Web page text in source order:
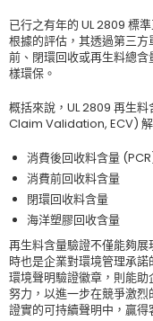
已行之有年的 UL 2809 標
根據的評估，其透過第三
前、閉環回收或再生料總
樣環保。
概括來說，UL 2809 再生
Claim Validation, ECV) 解
消費後回收料含量
消費前回收料含量
閉環回收料含量
海洋塑膠回收含量
再生料含量驗證不僅能夠
時也是企業對環境管理承
環境聲明驗證徽章，則能
努力，以進一步在競爭激
證實的可持續聲明中，贏得